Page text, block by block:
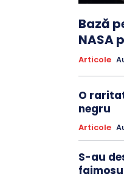
Bază
NASA
Articole
O
negru
Articole
S-au